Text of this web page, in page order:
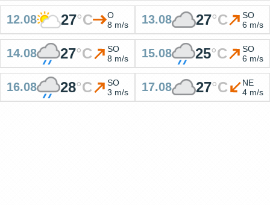
12.08 27°C
O
8 m/s
13.08 27°C
SO
6 m/s
14.08 27°C
SO
8 m/s
15.08 25°C
SO
6 m/s
16.08 28°C
SO
3 m/s
17.08 27°C
NE
4 m/s